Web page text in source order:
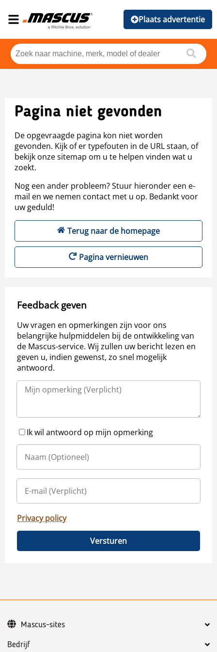
Plaats advertentie
Pagina niet gevonden
De opgevraagde pagina kon niet worden
gevonden. Kijk of er typefouten in de URL staan, of
bekijk onze sitemap om u te helpen vinden wat u
zoekt.
Nog een ander probleem? Stuur hieronder een e-
mail en we nemen contact met u op. Bedankt voor
uw geduld!
Terug naar de homepage
Pagina vernieuwen
Feedback geven
Uw vragen en opmerkingen zijn voor ons
belangrijke hulpmiddelen bij de ontwikkeling van
de Mascus-service. Wij zullen uw bericht lezen en
geven u, indien gewenst, zo snel mogelijk
antwoord.
Ik wil antwoord op mijn opmerking
Privacy policy
Versturen
Bedrijf
Mascus-sites